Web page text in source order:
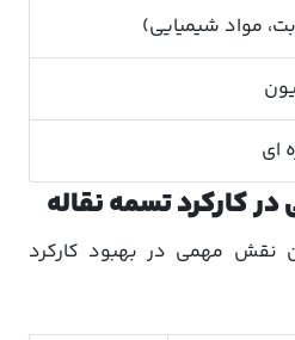
مواد شیمیایی)
ای
کارکرد تسمه نقاله
نقش مهمی در بهبود کارکرد